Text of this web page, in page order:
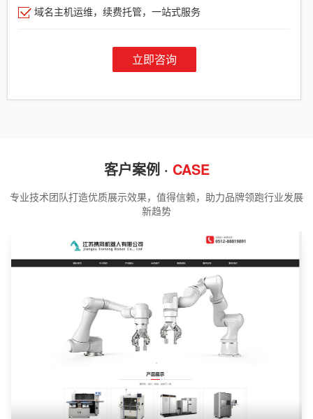
域名主机运维，续费托管，一站式服务
立即咨询
客户案例 · CASE
专业技术团队打造优质展示效果，值得信赖，助力品牌领跑行业发展
新趋势